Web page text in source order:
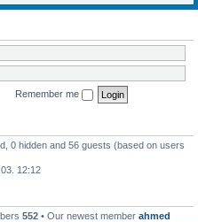
Remember me
0 hidden and 56 guests (based on users
12:12
552 • Our newest member ahmed